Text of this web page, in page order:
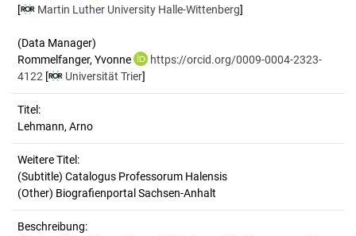
[
Martin Luther University Halle-Wittenberg]
(Data Manager)
Rommelfanger, Yvonne
https://orcid.org/0009-0004-2323-
4122 [ Universität Trier]
Titel:
Lehmann, Arno
Weitere Titel:
(Subtitle) Catalogus Professorum Halensis
(Other) Biografienportal Sachsen-Anhalt
Beschreibung: